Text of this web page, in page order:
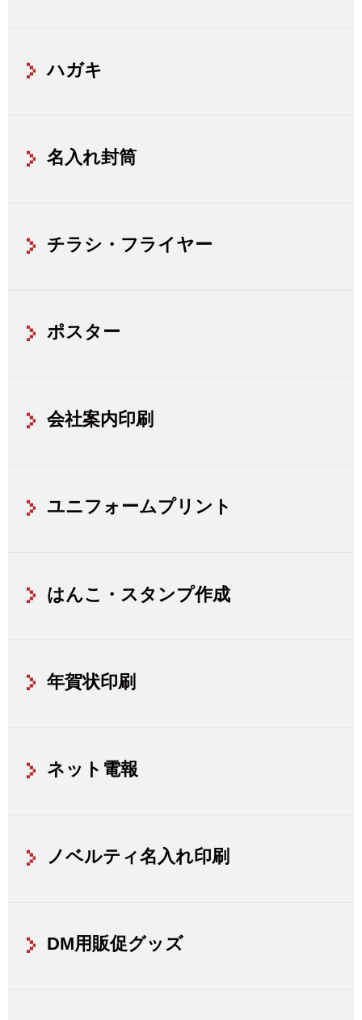
ハガキ
名入れ封筒
チラシ・フライヤー
ポスター
会社案内印刷
ユニフォームプリント
はんこ・スタンプ作成
年賀状印刷
ネット電報
ノベルティ名入れ印刷
DM用販促グッズ